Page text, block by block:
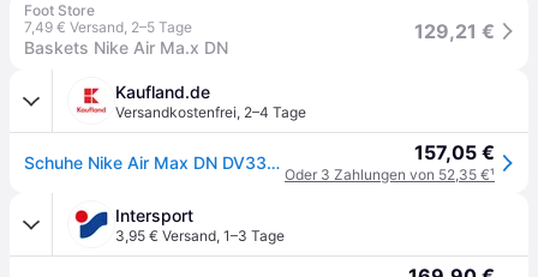
Foot Store
7,49 € Versand, 2–5 Tage
Baskets Nike Air Ma.x DN
129,21 €
Kaufland.de
Versandkostenfrei, 2–4 Tage
Schuhe Nike Air Max DN DV3337003 157,05 €
Oder 3 Zahlungen von 52,35 €¹
Intersport
3,95 € Versand, 1–3 Tage